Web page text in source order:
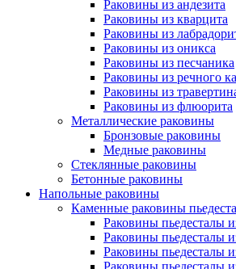
Раковины из андезита
Раковины из кварцита
Раковины из
Раковины из оникса
Раковины из песчаника
Раковины из речного
Раковины из
Раковины из флюорита
Металлические раковины
Бронзовые раковины
Медные раковины
Стеклянные раковины
Бетонные раковины
Напольные раковины
Каменные раковины
Раковины пьедесталы
Раковины пьедесталы
Раковины пьедесталы
Раковины пьедесталы